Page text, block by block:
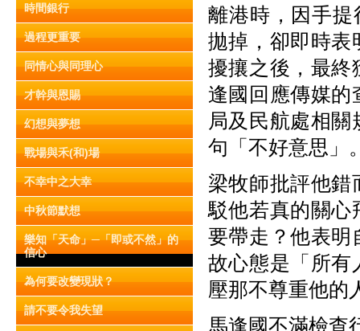
時間銀行
過程更重要
同情心與同理心
才幹與恩賜
幻想與夢想
戰場與禾(和)場
不幸中之大幸
中秋節默想
樂知「天命」─「即或不然」的
信心
為何要改變現狀？
請不要令我失望
離港時，因手
拋掉，卻即時表
擾攘之後，最終
逢國回應傳媒的
局及民航處相
句「不好意思」
梁牧師批評他錯
駁他若真的關心
要帶走？他表明
故心態是「所有
壓那不尊重他的
馬逢國不滿檢查